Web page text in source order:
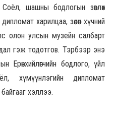
Соёл, шашны бодлогын зөвлөх
харилцаа, зөөлөн хүчний
олон улсын музейн салбарт
гэж тодотгов. Тэрбээр энэ
бодлого, үйл
хүмүүнлэгийн дипломат
хэллээ.